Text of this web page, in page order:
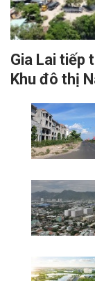
Gia Lai tiếp
Khu đô thị